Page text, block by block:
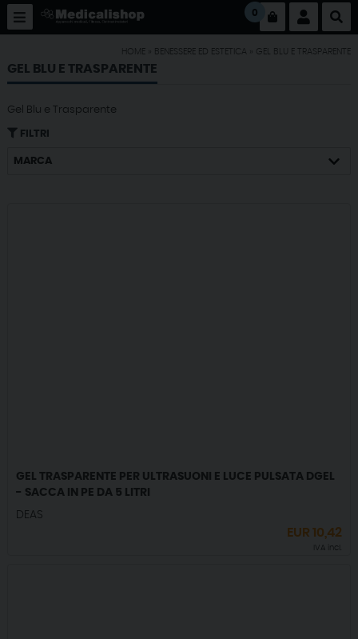
0
HOME BENESSERE ED ESTETICA GEL BLU E TRASPARENTE
GEL BLU E TRASPARENTE
Gel Blu e Trasparente
FILTRI
MARCA
GEL TRASPARENTE PER ULTRASUONI E LUCE PULSATA DGEL
- SACCA IN PE DA 5 LITRI
DEAS
EUR10,42
IVA incl.